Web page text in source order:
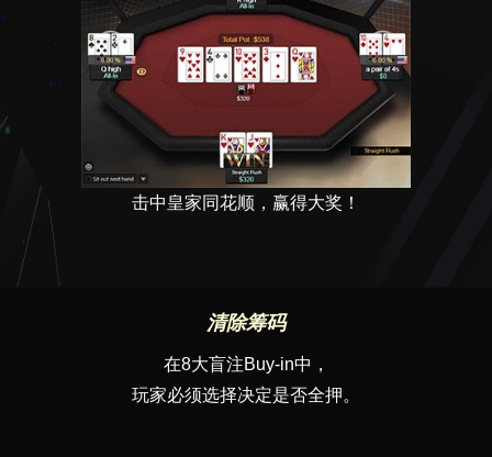
击中皇家同花顺，赢得大奖！
清除筹码
在8大盲注Buy-in中，
玩家必须选择决定是否全押。